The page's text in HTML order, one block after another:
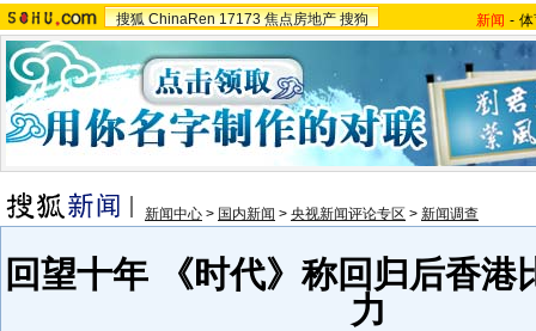
搜狐 ChinaRen 17173 焦点房地产 搜狗 新闻 -
新闻中心 > 国内新闻 > 央视新闻评论专区 > 新闻调查
回望十年 《时代》称回归后香港
力